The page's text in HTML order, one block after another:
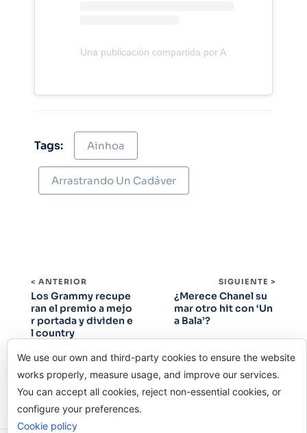
Una publicación compartida por Ainhoa
Tags: Ainhoa
Arrastrando Un Cadáver
< ANTERIOR
Los Grammy recupe
ran el premio a mejo
r portada y dividen e
l country
SIGUIENTE >
¿Merece Chanel su
mar otro hit con ‘Un
a Bala’?
We use our own and third-party cookies to ensure the website
works properly, measure usage, and improve our services.
You can accept all cookies, reject non-essential cookies, or
configure your preferences.
Cookie policy